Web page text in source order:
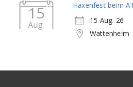
15
Aug.
Haxenfest beim
15 Aug. 26
Wattenheim